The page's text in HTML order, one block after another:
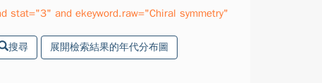
stat="3" and ekeyword.raw="Chiral symmetry"
搜尋 展開檢索結果的年代分布圖